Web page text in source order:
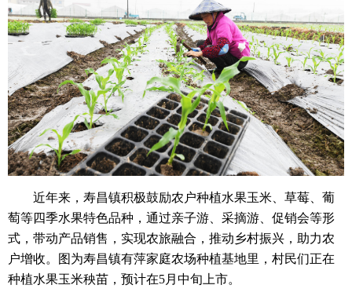
近年来，寿昌镇积极鼓励农户种植水果玉米、草莓、葡
萄等四季水果特色品种，通过亲子游、采摘游、促销会等形
式，带动产品销售，实现农旅融合，推动乡村振兴，助力农
户增收。图为寿昌镇有萍家庭农场种植基地里，村民们正在
种植水果玉米秧苗，预计在5月中旬上市。